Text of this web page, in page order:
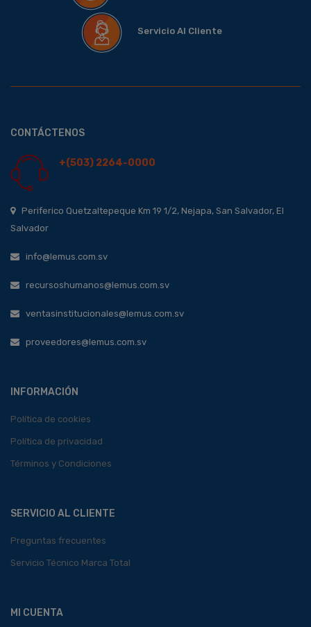
Servicio Al Cliente
CONTÁCTENOS
+(503) 2264-0000
Periferico Quetzaltepeque Km 19 1/2, Nejapa, San Salvador, El
Salvador
info@lemus.com.sv
recursoshumanos@lemus.com.sv
ventasinstitucionales@lemus.com.sv
proveedores@lemus.com.sv
INFORMACIÓN
Política de cookies
Política de privacidad
Términos y Condiciones
SERVICIO AL CLIENTE
Preguntas frecuentes
Servicio Técnico Marca Total
MI CUENTA